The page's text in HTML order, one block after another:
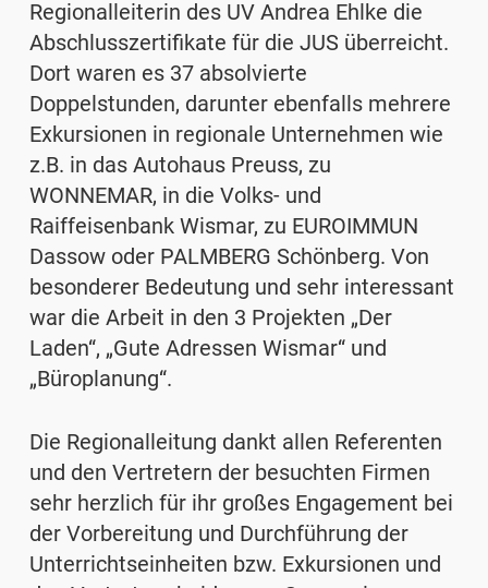
Regionalleiterin des UV Andrea Ehlke die
Abschlusszertifikate für die JUS überreicht.
Dort waren es 37 absolvierte
Doppelstunden, darunter ebenfalls mehrere
Exkursionen in regionale Unternehmen wie
z.B. in das Autohaus Preuss, zu
WONNEMAR, in die Volks- und
Raiffeisenbank Wismar, zu EUROIMMUN
Dassow oder PALMBERG Schönberg. Von
besonderer Bedeutung und sehr interessant
war die Arbeit in den 3 Projekten „Der
Laden“, „Gute Adressen Wismar“ und
„Büroplanung“.
Die Regionalleitung dankt allen Referenten
und den Vertretern der besuchten Firmen
sehr herzlich für ihr großes Engagement bei
der Vorbereitung und Durchführung der
Unterrichtseinheiten bzw. Exkursionen und